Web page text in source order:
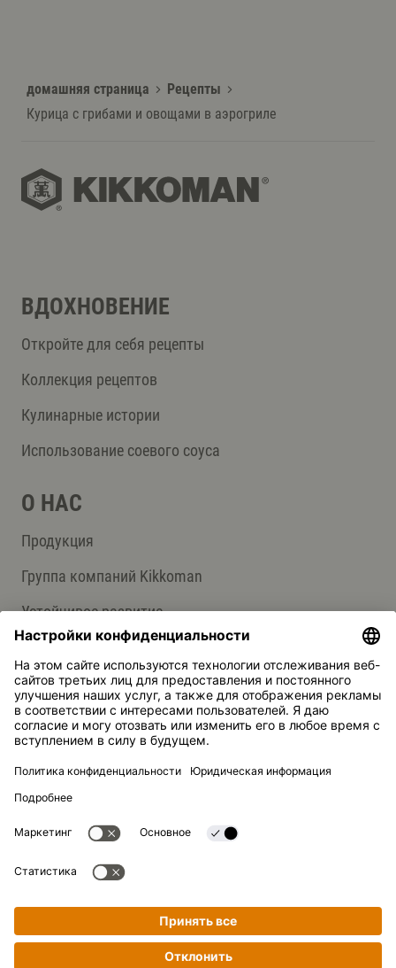
домашняя страница
Рецепты
Курица с грибами и овощами в аэрогриле
ВДОХНОВЕНИЕ
Откройте для себя рецепты
Коллекция рецептов
Кулинарные истории
Использование соевого соуса
О НАС
Продукция
Группа компаний Kikkoman
Устойчивое развитие
СЛУЖБА ПОДДЕРЖКИ
Ответы на вопросы
Контакты
Kikkoman — зарегистрированная торговая марка Kikkoman
© Kikkoman Trading Europe GmbH 2023 – 2026
Теодорштрассе 180, 40472 Дюссельдорф, Германия
Номер в коммерческом реестре: HRB 35856 (в Окружном
Настройки конфиденциальности
Официальное уведомление
Конфиденциальность